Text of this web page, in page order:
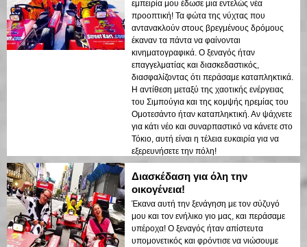
εμπειρία μου έδωσε μια εντελώς νέα
προοπτική! Τα φώτα της νύχτας που
αντανακλούν στους βρεγμένους δρόμους
έκαναν τα πάντα να φαίνονται
κινηματογραφικά. Ο ξεναγός ήταν
επαγγελματίας και διασκεδαστικός,
διασφαλίζοντας ότι περάσαμε καταπληκτικά.
Η αντίθεση μεταξύ της χαοτικής ενέργειας
του Σιμπούγια και της κομψής ηρεμίας του
Ομοτεσάντο ήταν καταπληκτική. Αν ψάχνετε
για κάτι νέο και συναρπαστικό να κάνετε στο
Τόκιο, αυτή είναι η τέλεια ευκαιρία για να
εξερευνήσετε την πόλη!
Διασκέδαση για όλη την
οικογένεια!
Έκανα αυτή την ξενάγηση με τον σύζυγό
μου και τον ενήλικο γιο μας, και περάσαμε
υπέροχα! Ο ξεναγός ήταν απίστευτα
υπομονετικός και φρόντισε να νιώσουμε